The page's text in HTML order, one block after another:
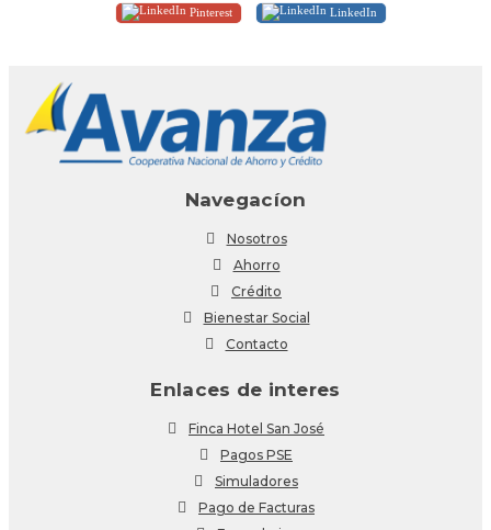
Pinterest LinkedIn
Navegacíon
Nosotros
Ahorro
Crédito
Bienestar Social
Contacto
Enlaces de interes
Finca Hotel San José
Pagos PSE
Simuladores
Pago de Facturas